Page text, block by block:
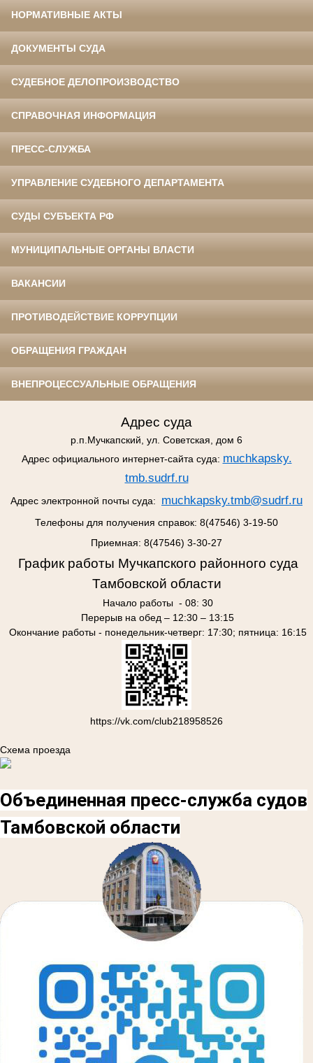
НОРМАТИВНЫЕ АКТЫ
ДОКУМЕНТЫ СУДА
СУДЕБНОЕ ДЕЛОПРОИЗВОДСТВО
СПРАВОЧНАЯ ИНФОРМАЦИЯ
ПРЕСС-СЛУЖБА
УПРАВЛЕНИЕ СУДЕБНОГО ДЕПАРТАМЕНТА
СУДЫ СУБЪЕКТА РФ
МУНИЦИПАЛЬНЫЕ ОРГАНЫ ВЛАСТИ
ВАКАНСИИ
ПРОТИВОДЕЙСТВИЕ КОРРУПЦИИ
ОБРАЩЕНИЯ ГРАЖДАН
ВНЕПРОЦЕССУАЛЬНЫЕ ОБРАЩЕНИЯ
Адрес суда
р.п.Мучкапский, ул. Советская, дом 6
Адрес официального интернет-сайта суда: muchkaрsky.
tmb.sudrf.ru
Адрес электронной почты суда: muchkaрsky.tmb@sudrf.ru
Телефоны для получения справок: 8(47546) 3-19-50
Приемная: 8(47546) 3-30-27
График работы Мучкапского районного суда
Тамбовской области
Начало работы - 08: 30
Перерыв на обед – 12:30 – 13:15
Окончание работы - понедельник-четверг: 17:30; пятница: 16:15
https://vk.com/club218958526
Схема проезда
Объединенная пресс-служба судов
Тамбовской области